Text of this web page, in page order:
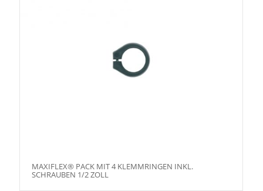
MAXIFLEX® PACK MIT 4 KLEMMRINGEN INKL.
SCHRAUBEN 1/2 ZOLL